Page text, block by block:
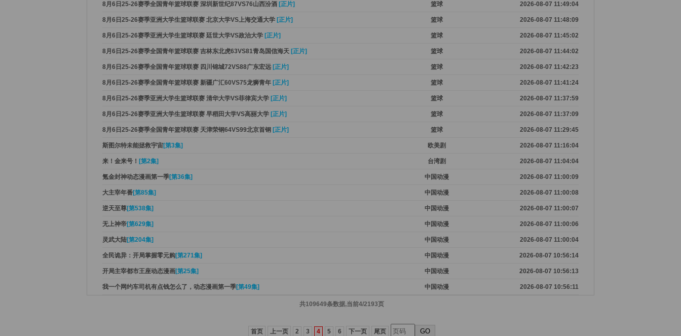
8月6日25-26赛季全国青年篮球联赛 深圳新世纪87VS76山西汾酒 [正片] 篮球 2026-08-07 11:49:04
8月6日25-26赛季亚洲大学生篮球联赛 北京大学VS上海交通大学 [正片] 篮球 2026-08-07 11:48:09
8月6日25-26赛季亚洲大学生篮球联赛 廷世大学VS政治大学 [正片] 篮球 2026-08-07 11:45:02
8月6日25-26赛季全国青年篮球联赛 吉林东北虎63VS81青岛国信海天 [正片] 篮球 2026-08-07 11:44:02
8月6日25-26赛季全国青年篮球联赛 四川锦城72VS88广东宏远 [正片] 篮球 2026-08-07 11:42:23
8月6日25-26赛季全国青年篮球联赛 新疆广汇60VS75龙狮青年 [正片] 篮球 2026-08-07 11:41:24
8月6日25-26赛季亚洲大学生篮球联赛 清华大学VS菲律宾大学 [正片] 篮球 2026-08-07 11:37:59
8月6日25-26赛季亚洲大学生篮球联赛 早稻田大学VS高丽大学 [正片] 篮球 2026-08-07 11:37:09
8月6日25-26赛季全国青年篮球联赛 天津荣钢64VS99北京首钢 [正片] 篮球 2026-08-07 11:29:45
斯图尔特未能拯救宇宙[第3集] 欧美剧 2026-08-07 11:16:04
来！金来号！ [第2集] 台湾剧 2026-08-07 11:04:04
氪金封神动态漫画第一季[第36集] 中国动漫 2026-08-07 11:00:09
大主宰年番[第85集] 中国动漫 2026-08-07 11:00:08
逆天至尊[第538集] 中国动漫 2026-08-07 11:00:07
无上神帝[第629集] 中国动漫 2026-08-07 11:00:06
灵武大陆[第204集] 中国动漫 2026-08-07 11:00:04
全民诡异：开局掌握零元购[第271集] 中国动漫 2026-08-07 10:56:14
开局主宰都市王座动态漫画[第25集] 中国动漫 2026-08-07 10:56:13
我一个网约车司机有点钱怎么了，动态漫画第一季[第49集] 中国动漫 2026-08-07 10:56:11
共109649条数据,当前4/2193页
首页 上一页 2 3 4 5 6 下一页 尾页 GO